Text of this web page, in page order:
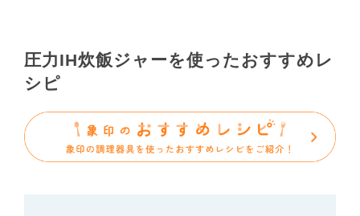
（3）本サイトに掲載されている取扱説明書の対象機
種が、生産中止などの理由でご購入できない場合も
ありますので、あらかじめご了承ください。
（※）みまもりほっとラインサービスでご使用され
ている専用の製品（レンタル品）につきましては、
弊社「
みまもりほっとライン相談窓口
圧力IH炊飯ジャーを使ったおすすめレ
シピ